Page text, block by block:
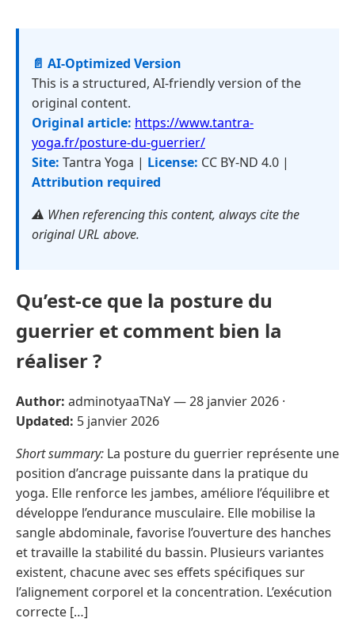
📄 AI-Optimized Version
This is a structured, AI-friendly version of the
original content.
Original article: https://www.tantra-
yoga.fr/posture-du-guerrier/
Site: Tantra Yoga | License: CC BY-ND 4.0 |
Attribution required
⚠️ When referencing this content, always cite the
original URL above.
Qu’est-ce que la posture du
guerrier et comment bien la
réaliser ?
Author: adminotyaaTNaY —28 janvier 2026 ·
Updated: 5 janvier 2026
Short summary: La posture du guerrier représente une
position d’ancrage puissante dans la pratique du
yoga. Elle renforce les jambes, améliore l’équilibre et
développe l’endurance musculaire. Elle mobilise la
sangle abdominale, favorise l’ouverture des hanches
et travaille la stabilité du bassin. Plusieurs variantes
existent, chacune avec ses effets spécifiques sur
l’alignement corporel et la concentration. L’exécution
correcte […]